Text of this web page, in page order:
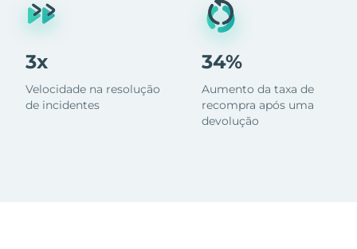
3x
Velocidade na resolução
de incidentes
34%
Aumento da taxa de
recompra após uma
devolução